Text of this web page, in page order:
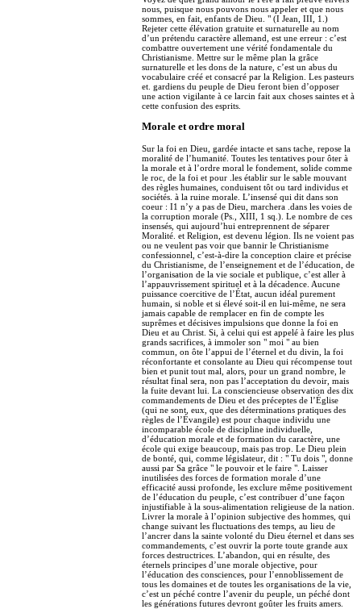
nous, puisque nous pouvons nous appeler et que nous
sommes, en fait, enfants de Dieu. " (I Jean, III, 1.)
Rejeter cette élévation gratuite et surnaturelle au nom
d’un prétendu caractère allemand, est une erreur : c’est
combattre ouvertement une vérité fondamentale du
Christianisme. Mettre sur le même plan la grâce
surnaturelle et les dons de la nature, c’est un abus du
vocabulaire créé et consacré par la Religion. Les pasteurs
et. gardiens du peuple de Dieu feront bien d’opposer
une action vigilante à ce larcin fait aux choses saintes et à
cette confusion des esprits.
Morale et ordre moral
Sur la foi en Dieu, gardée intacte et sans tache, repose la
moralité de l’humanité. Toutes les tentatives pour ôter à
la morale et à l’ordre moral le fondement, solide comme
le roc, de la foi et pour .les établir sur le sable mouvant
des règles humaines, conduisent tôt ou tard individus et
sociétés. à la ruine morale. L’insensé qui dit dans son
coeur : I1 n’y a pas de Dieu, marchera .dans les voies de
la corruption morale (Ps., XIII, 1 sq.). Le nombre de ces
insensés, qui aujourd’hui entreprennent de séparer
Moralité. et Religion, est devenu légion. Ils ne voient pas
ou ne veulent pas voir que bannir le Christianisme
confessionnel, c’est-à-dire la conception claire et précise
du Christianisme, de l’enseignement et de l’éducation, de
l’organisation de la vie sociale et publique, c’est aller à
l’appauvrissement spirituel et à la décadence. Aucune
puissance coercitive de l’État, aucun idéal purement
humain, si noble et si élevé soit-il en lui-même, ne sera
jamais capable de remplacer en fin de compte les
suprêmes et décisives impulsions que donne la foi en
Dieu et au Christ. Si, à celui qui est appelé à faire les plus
grands sacrifices, à immoler son " moi " au bien
commun, on ôte l’appui de l’éternel et du divin, la foi
réconfortante et consolante au Dieu qui récompense tout
bien et punit tout mal, alors, pour un grand nombre, le
résultat final sera, non pas l’acceptation du devoir, mais
la fuite devant lui. La consciencieuse observation des dix
commandements de Dieu et des préceptes de l’Église
(qui ne sont, eux, que des déterminations pratiques des
règles de l’Évangile) est pour chaque individu une
incomparable école de discipline individuelle,
d’éducation morale et de formation du caractère, une
école qui exige beaucoup, mais pas trop. Le Dieu plein
de bonté, qui, comme législateur, dit : " Tu dois ", donne
aussi par Sa grâce " le pouvoir et le faire ". Laisser
inutilisées des forces de formation morale d’une
efficacité aussi profonde, les exclure même positivement
de l’éducation du peuple, c’est contribuer d’une façon
injustifiable à la sous-alimentation religieuse de la nation.
Livrer la morale à l’opinion subjective des hommes, qui
change suivant les fluctuations des temps, au lieu de
l’ancrer dans la sainte volonté du Dieu éternel et dans ses
commandements, c’est ouvrir la porte toute grande aux
forces destructrices. L’abandon, qui en résulte, des
éternels principes d’une morale objective, pour
l’éducation des consciences, pour l’ennoblissement de
tous les domaines et de toutes les organisations de la vie,
c’est un péché contre l’avenir du peuple, un péché dont
les générations futures devront goûter les fruits amers.